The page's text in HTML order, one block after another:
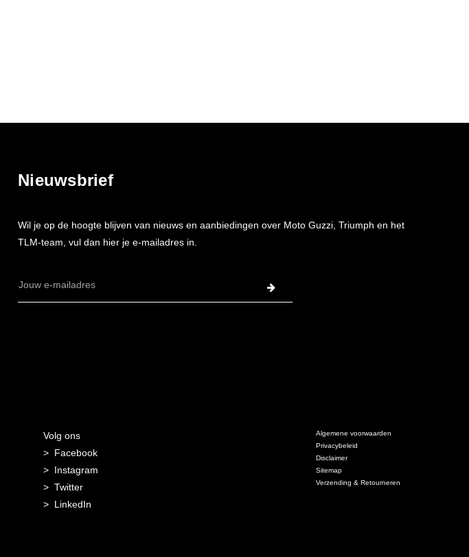
Nieuwsbrief
Wil je op de hoogte blijven van nieuws en aanbiedingen over Moto Guzzi, Triumph en het
TLM-team, vul dan hier je e-mailadres in.
E-
Volg ons
Facebook
Instagram
Twitter
LinkedIn
Algemene voorwaarden
Privacybeleid
Disclaimer
Sitemap
Verzending & Retourneren